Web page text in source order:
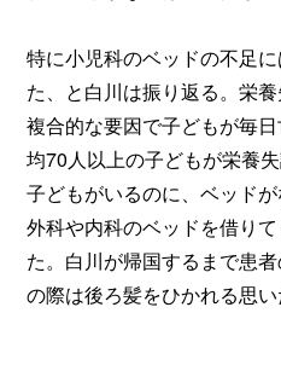
特に小児科のベッドの不足
た、と白川は振り返る。栄養
複合的な要因で子どもが毎
均70人以上の子どもが栄養
子どもがいるのに、ベッドが
外科や内科のベッドを借り
た。白川が帰国するまで患
の際は後ろ髪をひかれる思い